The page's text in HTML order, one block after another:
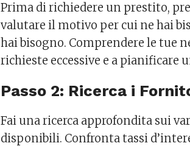
Prima di richiedere un prestito,
valutare il motivo per cui ne hai
hai bisogno. Comprendere le tue
richieste eccessive e a pianificare
Passo 2: Ricerca i
Fai una ricerca approfondita sui
disponibili. Confronta tassi